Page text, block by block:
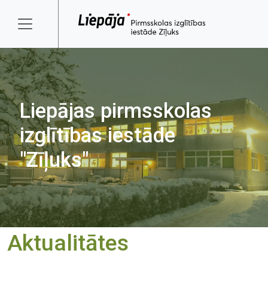
Liepājas pirmsskolas
izglītības iestāde
"Zīļuks"
Aktualitātes